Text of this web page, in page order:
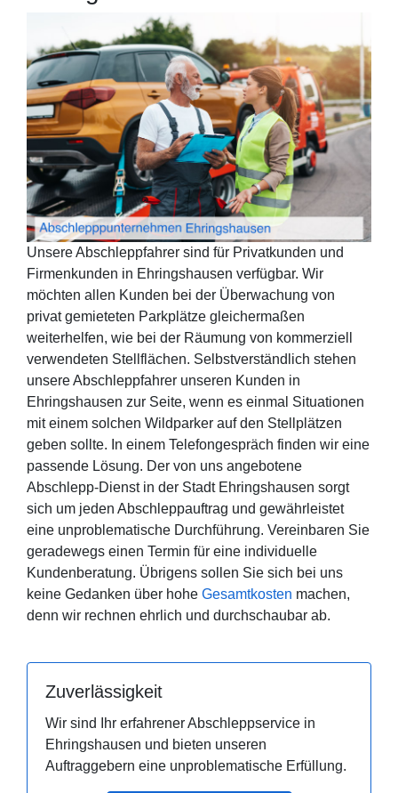
Unsere Abschleppfahrer sind für Privatkunden und
Firmenkunden in Ehringshausen verfügbar. Wir
möchten allen Kunden bei der Überwachung von
privat gemieteten Parkplätze gleichermaßen
weiterhelfen, wie bei der Räumung von kommerziell
verwendeten Stellflächen. Selbstverständlich stehen
unsere Abschleppfahrer unseren Kunden in
Ehringshausen zur Seite, wenn es einmal Situationen
mit einem solchen Wildparker auf den Stellplätzen
geben sollte. In einem Telefongespräch finden wir eine
passende Lösung. Der von uns angebotene
Abschlepp-Dienst in der Stadt Ehringshausen sorgt
sich um jeden Abschleppauftrag und gewährleistet
eine unproblematische Durchführung. Vereinbaren Sie
geradewegs einen Termin für eine individuelle
Kundenberatung. Übrigens sollen Sie sich bei uns
keine Gedanken über hohe Gesamtkosten machen,
denn wir rechnen ehrlich und durchschaubar ab.
Zuverlässigkeit
Wir sind Ihr erfahrener Abschleppservice in
Ehringshausen und bieten unseren
Auftraggebern eine unproblematische Erfüllung.